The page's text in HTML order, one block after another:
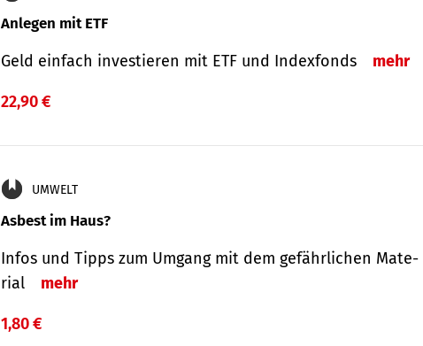
Anlegen mit ETF
Geld einfach investieren mit ETF und Indexfonds mehr
22,90 €
UMWELT
Asbest im Haus?
Infos und Tipps zum Um­gang mit dem ge­fähr­lichen Mate­
rial
mehr
1,80 €